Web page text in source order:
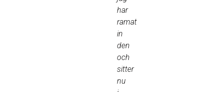
har
ramat
in
den
och
sitter
nu